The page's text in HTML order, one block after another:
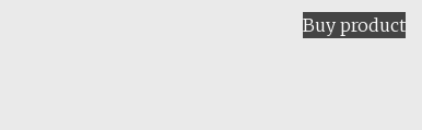
Buy product